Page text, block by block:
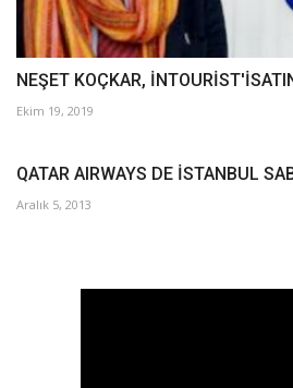
NEŞET KOÇKAR,
Ekim 19, 2019
QATAR AIRWAYS DE İSTANBUL
Aralık 5, 2013